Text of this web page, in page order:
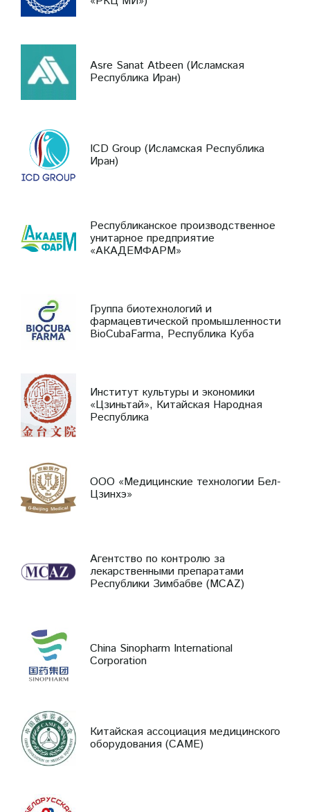
Asre Sanat Atbeen (Исламская
Республика Иран)
ICD Group (Исламская Республика
Иран)
Республиканское производственное
унитарное предприятие
«АКАДЕМФАРМ»
Группа биотехнологий и
фармацевтической промышленности
BioCubaFarma, Республика Куба
Институт культуры и экономики
«Цзиньтай», Китайская Народная
Республика
ООО «Медицинские технологии Бел-
Цзинхэ»
Агентство по контролю за
лекарственными препаратами
Республики Зимбабве (MCAZ)
China Sinopharm International
Corporation
Китайская ассоциация медицинского
оборудования (CAME)